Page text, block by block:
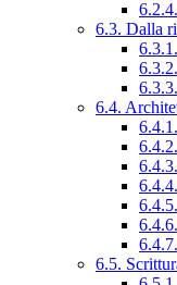
6.3. Dalla
6.4.
6.5.